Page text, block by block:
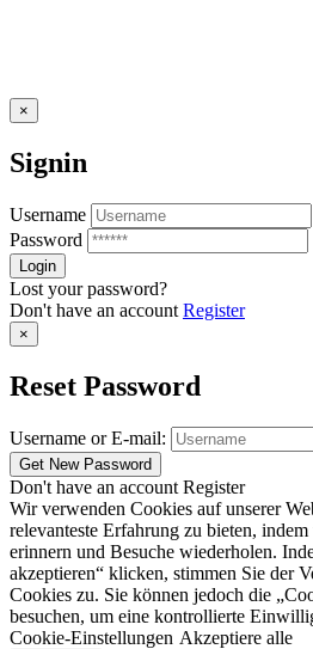
×
Signin
Username
Password
Lost your password?
Don't have an account Register
×
Reset Password
Username or E-mail:
Don't have an account Register
Wir verwenden Cookies auf unserer
relevanteste Erfahrung zu bieten,
erinnern und Besuche wiederholen.
akzeptieren“ klicken, stimmen Sie der
Cookies zu. Sie können jedoch die
besuchen, um eine kontrollierte
Cookie-Einstellungen Akzeptiere alle